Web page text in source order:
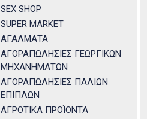
SEX SHOP
SUPER MARKET
ΑΓΑΛΜΑΤΑ
ΑΓΟΡΑΠΩΛΗΣΙΕΣ ΓΕΩΡΓΙΚΩΝ
ΜΗΧΑΝΗΜΑΤΩΝ
ΑΓΟΡΑΠΩΛΗΣΙΕΣ ΠΑΛΙΩΝ
ΕΠΙΠΛΩΝ
ΑΓΡΟΤΙΚΑ ΠΡΟΪΟΝΤΑ